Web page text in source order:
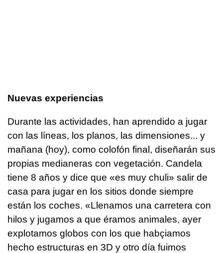
Nuevas experiencias
Durante las actividades, han aprendido a jugar
con las líneas, los planos, las dimensiones... y
mañana (hoy), como colofón final, diseñarán sus
propias medianeras con vegetación. Candela
tiene 8 años y dice que «es muy chuli» salir de
casa para jugar en los sitios donde siempre
están los coches. «Llenamos una carretera con
hilos y jugamos a que éramos animales, ayer
explotamos globos con los que habçiamos
hecho estructuras en 3D y otro día fuimos